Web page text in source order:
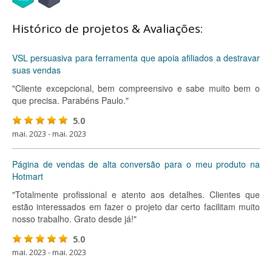
Histórico de projetos & Avaliações:
VSL persuasiva para ferramenta que apoia afiliados a destravar
suas vendas
"Cliente excepcional, bem compreensivo e sabe muito bem o
que precisa. Parabéns Paulo."
5.0
mai. 2023 - mai. 2023
Página de vendas de alta conversão para o meu produto na
Hotmart
"Totalmente profissional e atento aos detalhes. Clientes que
estão interessados em fazer o projeto dar certo facilitam muito
nosso trabalho. Grato desde já!"
5.0
mai. 2023 - mai. 2023